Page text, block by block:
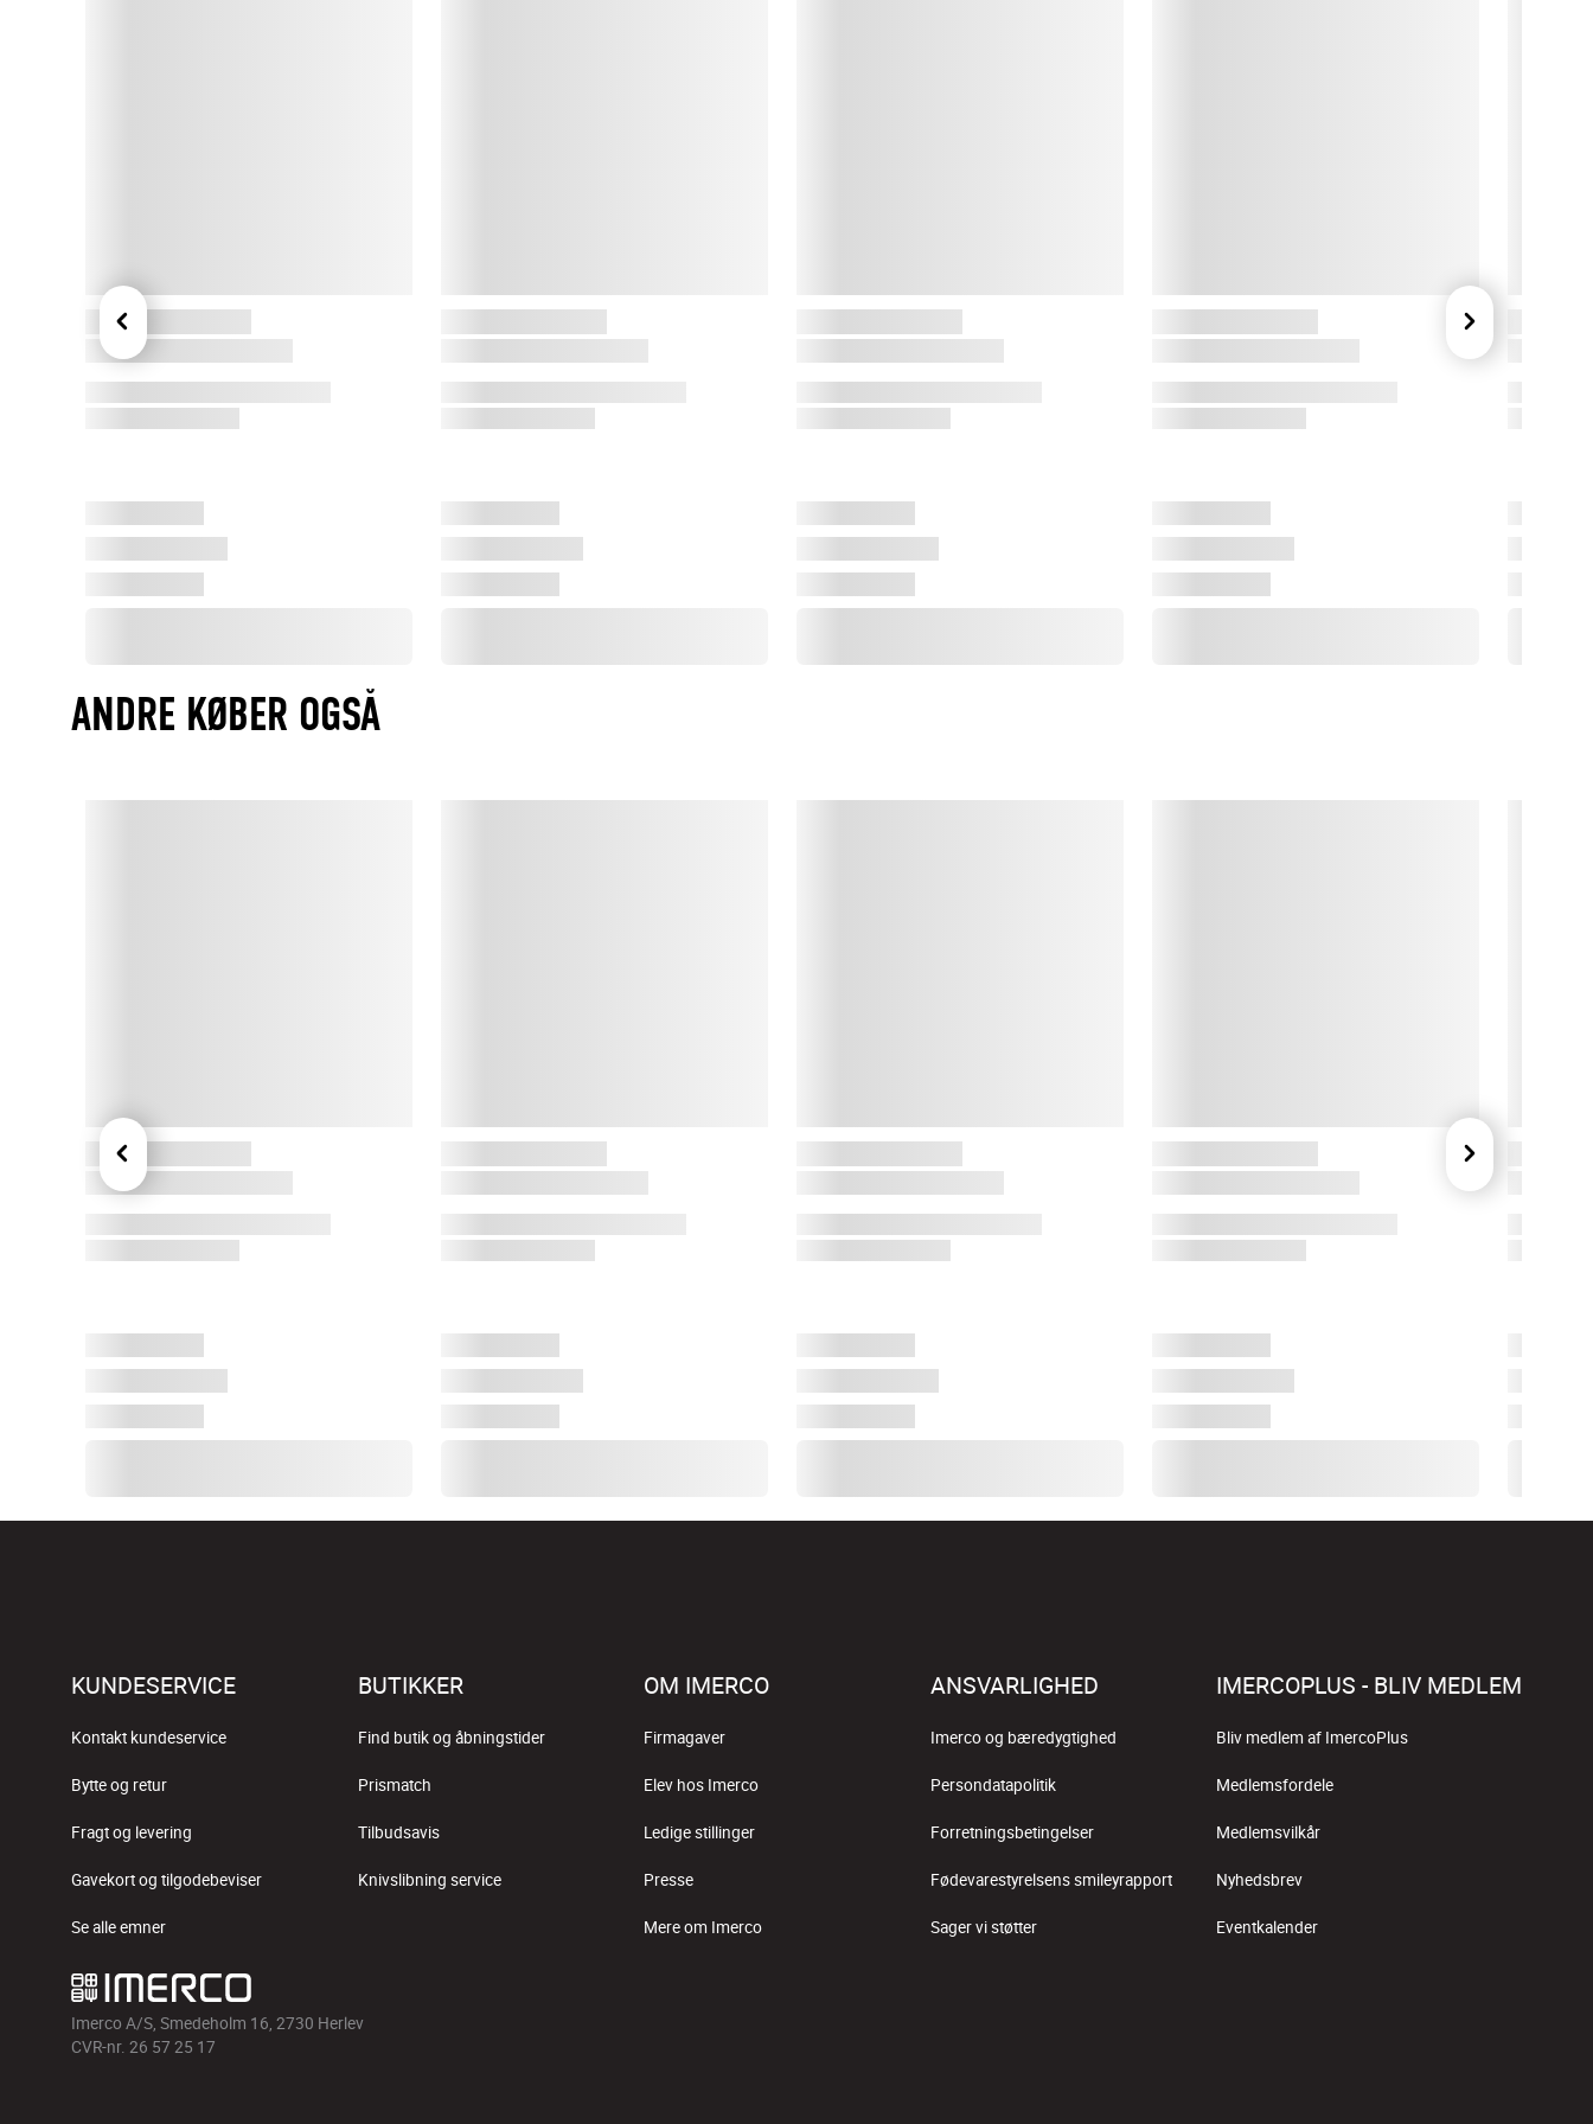
ANDRE KØBER OGSÅ
KUNDESERVICE
Kontakt kundeservice
Bytte og retur
Fragt og levering
Gavekort og tilgodebeviser
Se alle emner
BUTIKKER
Find butik og åbningstider
Prismatch
Tilbudsavis
Knivslibning service
OM IMERCO
Firmagaver
Elev hos Imerco
Ledige stillinger
Presse
Mere om Imerco
ANSVARLIGHED
Imerco og bæredygtighed
Persondatapolitik
Forretningsbetingelser
Fødevarestyrelsens smileyrapport
Sager vi støtter
IMERCOPLUS - BLIV MEDLEM
Bliv medlem af ImercoPlus
Medlemsfordele
Medlemsvilkår
Nyhedsbrev
Eventkalender
Imerco A/S, Smedeholm 16, 2730 Herlev
CVR-nr. 26 57 25 17